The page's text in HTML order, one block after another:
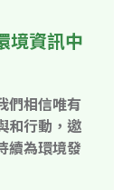
境資訊中
們相信唯有
和行動，邀
續為環境發